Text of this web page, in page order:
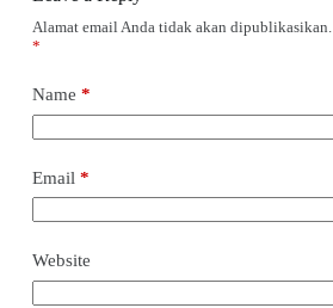
Alamat email Anda tidak akan dipublikasikan.
*
Name *
Email *
Website